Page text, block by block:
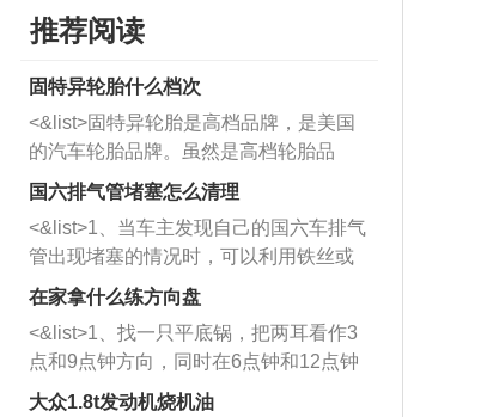
推荐阅读
固特异轮胎什么档次
<&list>固特异轮胎是高档品牌，是美国
的汽车轮胎品牌。虽然是高档轮胎品
牌，但是中高低端的轮胎都有生产，这
也是为了更好的开拓市场。
国六排气管堵塞怎么清理
<&list>1、当车主发现自己的国六车排气
管出现堵塞的情况时，可以利用铁丝或
者是细棍，直接将杂物给取出来，如果
堵塞情况比较严重，也可以采取应急措
施。 <&list>2、直接利用木棍将所有的
杂物推到排气管里面的位置处，然后将
三元催化器拆解开，就可以将堵塞的东
在家拿什么练方向盘
<&list>1、找一只平底锅，把两耳看作3
点和9点钟方向，同时在6点钟和12点钟
方向做一个标记。 <&list>2、双手握住
大众1.8t发动机烧机油